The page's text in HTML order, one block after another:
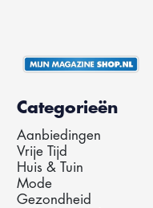
Categorieën
Aanbiedingen
Vrije Tijd
Huis & Tuin
Mode
Gezondheid